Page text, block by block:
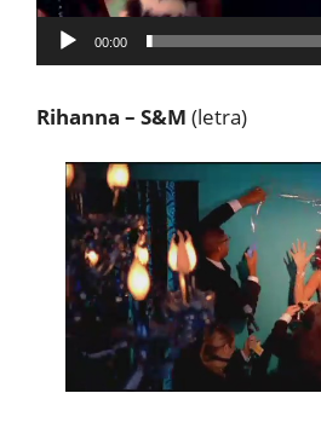
00:00
Rihanna – S&M (letra)